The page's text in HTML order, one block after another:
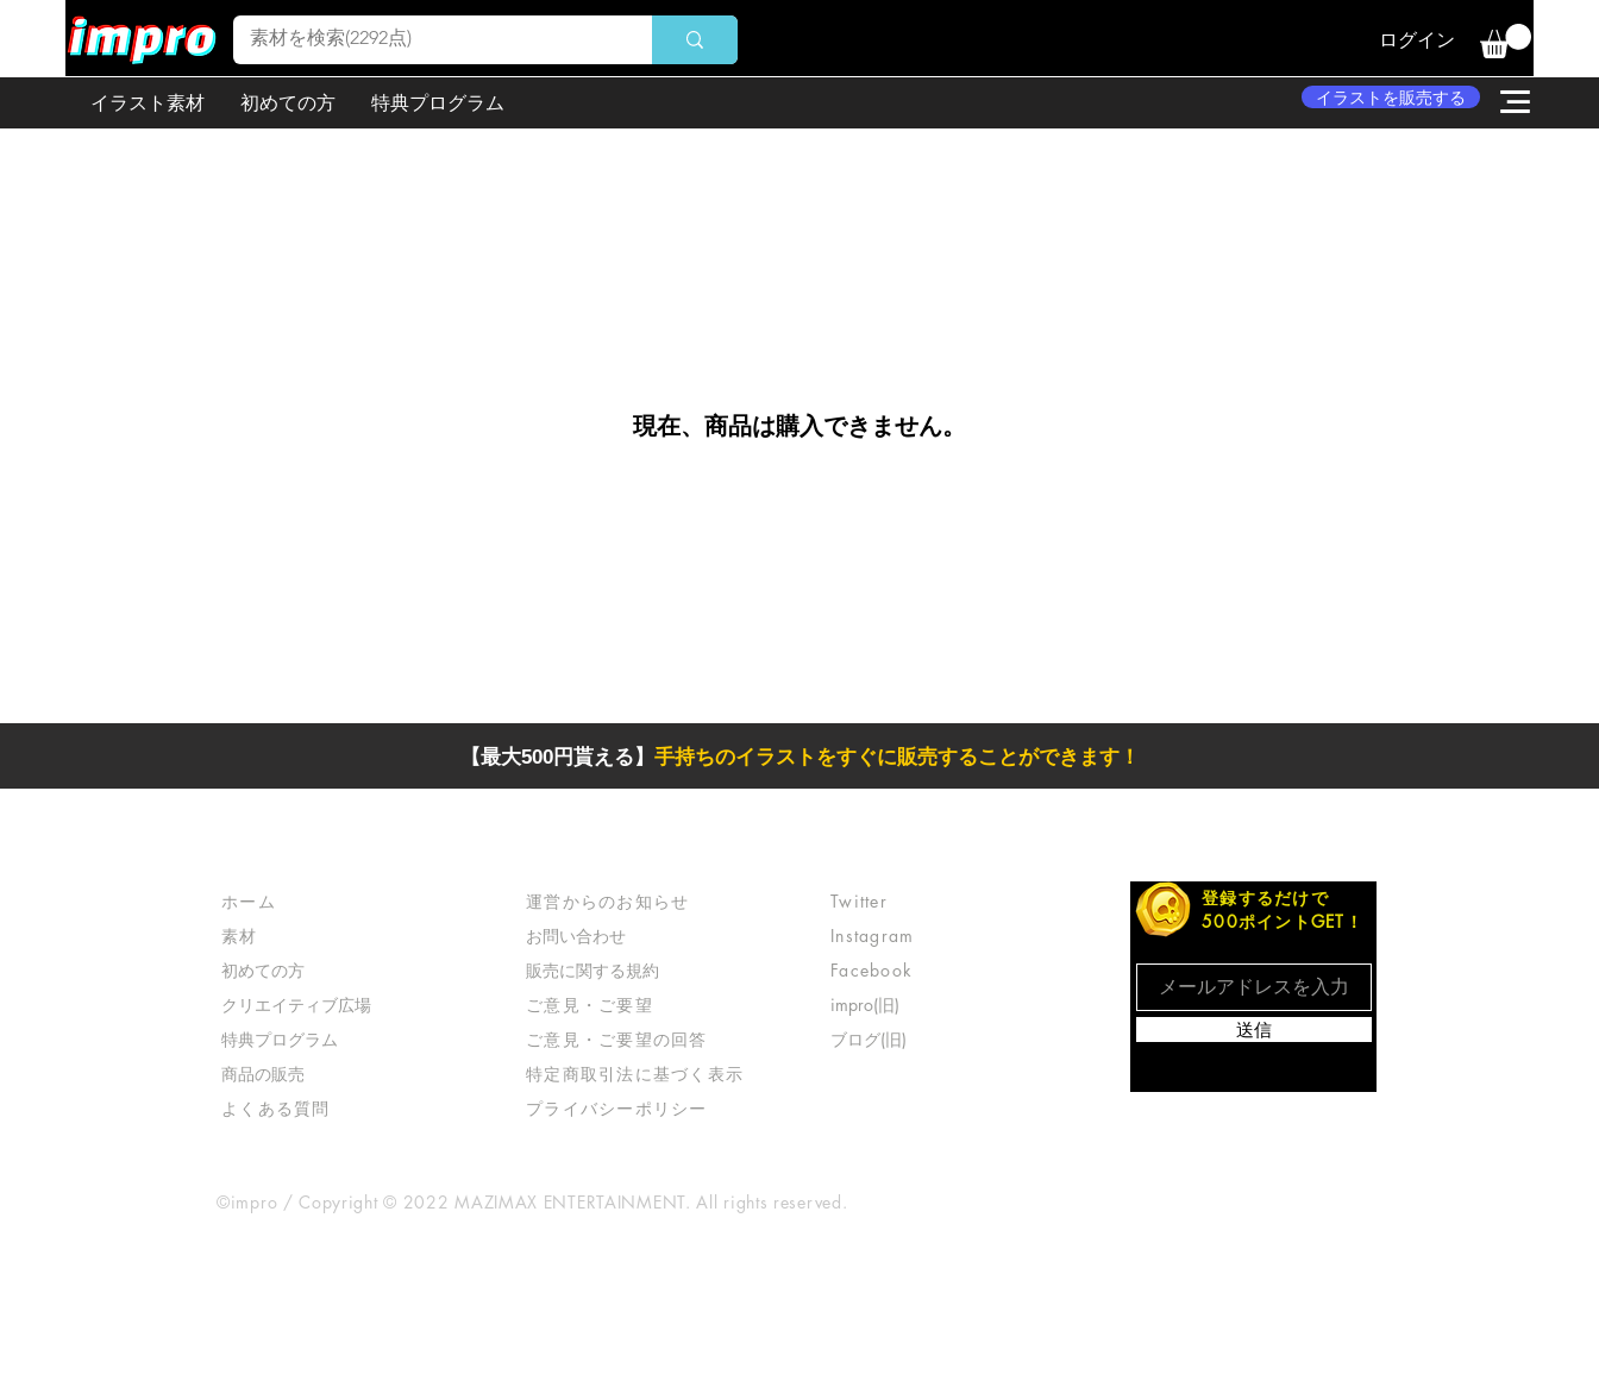
ログイン
イラスト素材 初めての方 特典プログラム イラストを販売する
現在、商品は購入できません。
【最大500円貰える】 手持ちのイラストをすぐに販売することができます！
ホーム
素材
初めての方
​クリエイティブ広場
​特典プログラム
​商品の販売
よくある質問
​運営からのお知らせ
お問い合わせ
​販売に関する規約
​ご意見・ご要望
​ご意見・ご要望の回答
特定商取引法に基づく表示
​プライバシーポリシー
Twitter
Instagram
Facebook
impro(旧)​
ブログ(旧)
登録するだけで
500ポイントGET！
送信
©impro / Copyright © 2022 MAZIMAX ENTERTAINMENT. All rights reserved.